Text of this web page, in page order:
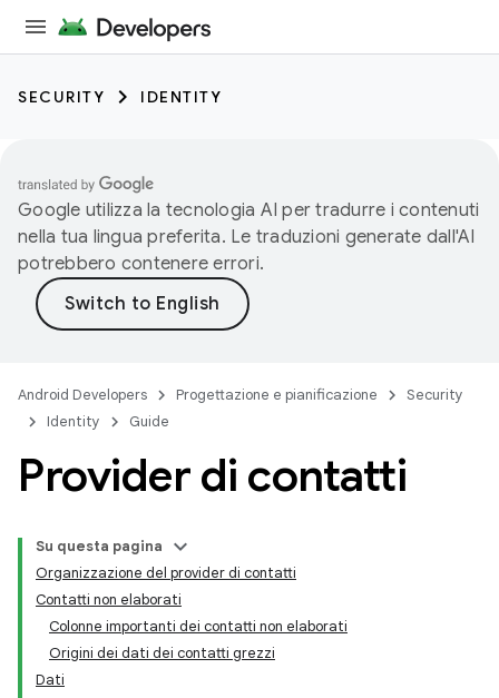
SECURITY IDENTITY
Google utilizza la tecnologia AI per tradurre i contenuti
nella tua lingua preferita. Le traduzioni generate dall'AI
potrebbero contenere errori.
Android Developers Progettazione e pianificazione
Security
Identity
Guide
Provider di contatti
Su questa pagina
Organizzazione del provider di contatti
Contatti non elaborati
Colonne importanti dei contatti non elaborati
Origini dei dati dei contatti grezzi
Dati